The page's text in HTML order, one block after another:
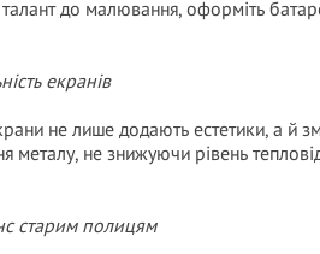
до малювання, оформіть
екранів
не лише додають естетики, а й
металу, не знижуючи рівень
старим полицям